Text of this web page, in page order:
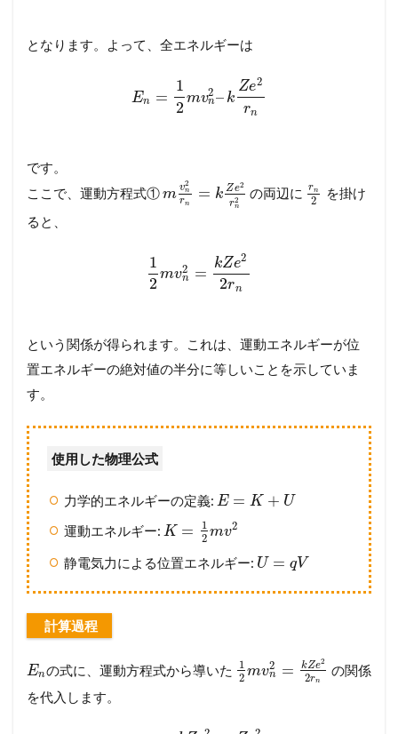
となります。よって、全エネルギーは
En =
1
2
mv2
n– k
Ze2
rn
です。
ここで、運動方程式①m v2
n
rn
= k Ze2
r2
n
の両辺に rn
2
を掛け
ると、
1
2
mv2
n =
kZe2
2rn
という関係が得られます。これは、運動エネルギーが位
置エネルギーの絶対値の半分に等しいことを示していま
す。
使用した物理公式
力学的エネルギーの定義: E = K + U
運動エネルギー: K =
1
2 mv2
静電気力による位置エネルギー: U = qV
計算過程
Enの式に、運動方程式から導いた
1
2 mv2
n = kZe2
2rn
の関係
を代入します。